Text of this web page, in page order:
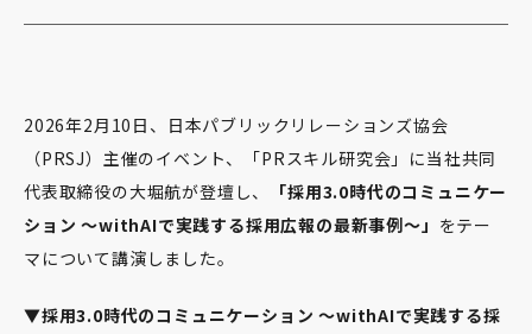
2026年2月10日、日本パブリックリレーションズ協会
（PRSJ）主催のイベント、「PRスキル研究会」に当社共同
代表取締役の大堀航が登壇し、
「採用3.0時代のコミュニケー
ション ～withAIで実践する採用広報の最新事例～」 をテー
マについて講演しました。
▼採用3.0時代のコミュニケーション 〜withAIで実践する採